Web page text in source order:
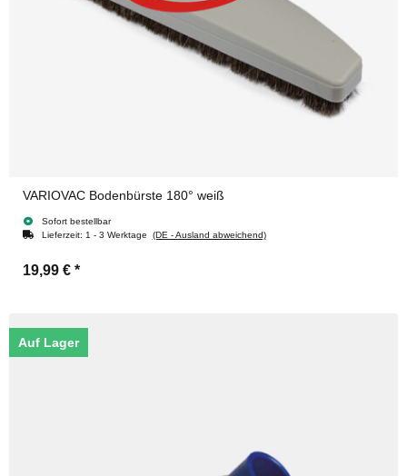
VARIOVAC Bodenbürste 180° weiß
Sofort bestellbar
Lieferzeit: 1 - 3 Werktage (DE - Ausland abweichend)
19,99 € *
Auf Lager